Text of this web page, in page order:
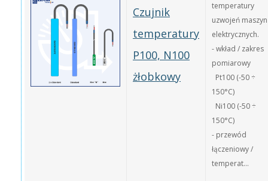
Czujnik
temperatury
P100, N100
żłobkowy
temperatury
uzwojeń maszyn
elektrycznych.
- wkład / zakres
pomiarowy
Pt100 (-50 ÷
150°C)
Ni100 (-50 ÷
150°C)
- przewód
łączeniowy /
temperat...